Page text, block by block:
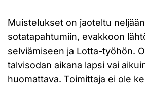
Muistelukset on jaoteltu
sotatapahtumiin, evakkoon
selviämiseen ja Lotta-työhön.
talvisodan aikana lapsi vai
huomattava. Toimittaja ei ole